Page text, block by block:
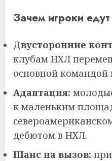
Зачем игроки
Двусторонние
клубам НХЛ
основной
Адаптация:
к маленьким
дебютом в НХЛ.
Шанс на вызов: